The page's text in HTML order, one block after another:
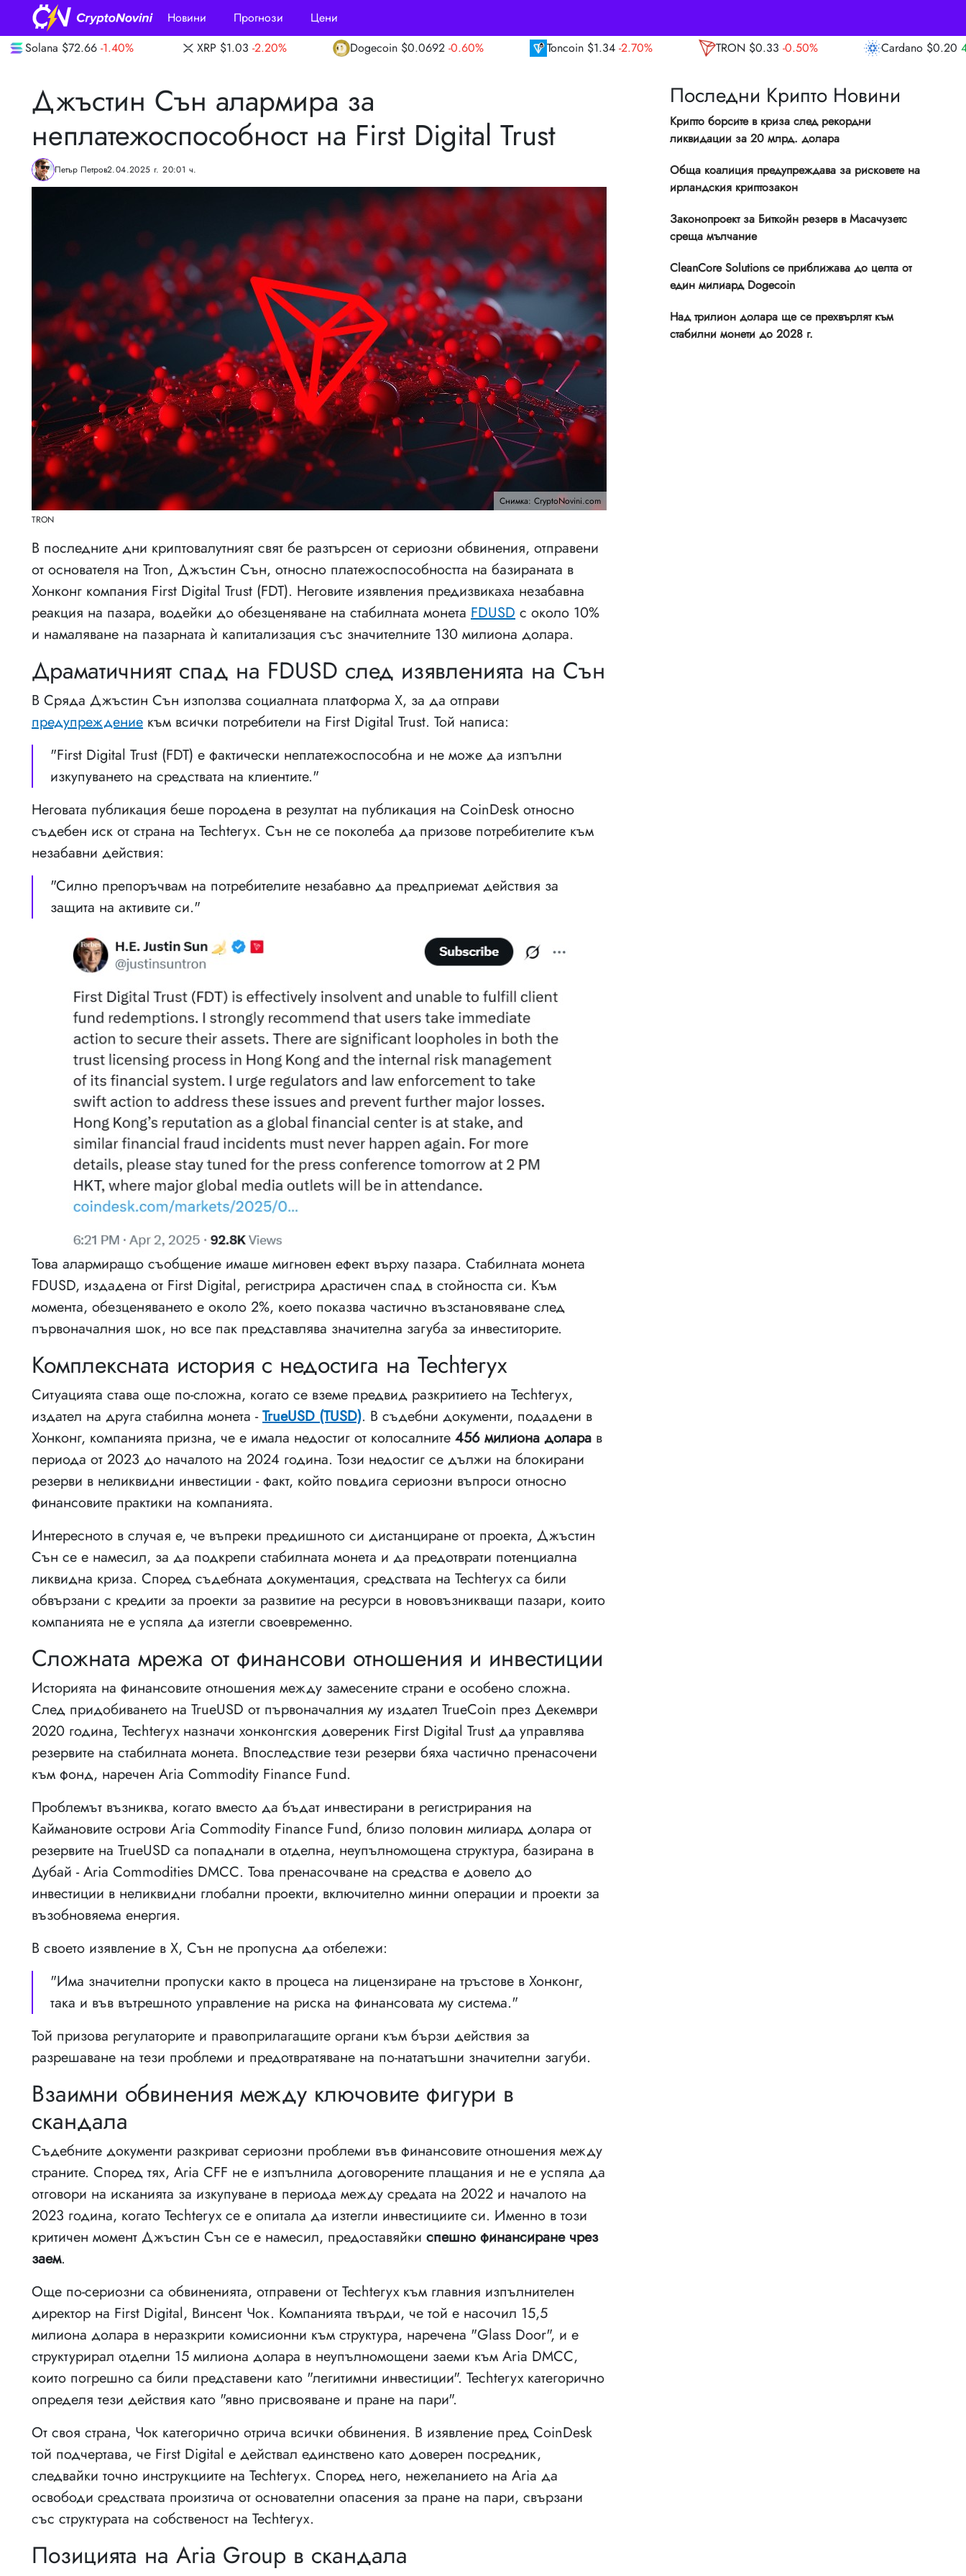
Новини Прогнози
Цени
XRP $1.03 -2.20% Dogecoin $0.0692 -0.60% Toncoin $1.34 TRON $0.33 Cardano $0.20 4.90%
Джъстин Сън алармира за
неплатежоспособност на First Digital Trust
Петър Петров2.04.2025 г. 20:01 ч.
Снимка: CryptoNovini.com
TRON
В последните дни криптовалутният свят бе разтърсен от сериозни обвинения, отправени
от основателя на Tron, Джъстин Сън, относно платежоспособността на базираната в
Хонконг компания First Digital Trust (FDT). Неговите изявления предизвикаха незабавна
реакция на пазара, водейки до обезценяване на стабилната монета FDUSD с около 10%
и намаляване на пазарната ѝ капитализация със значителните 130 милиона долара.
Драматичният спад на FDUSD след изявленията на Сън
В Сряда Джъстин Сън използва социалната платформа X, за да отправи
предупреждение към всички потребители на First Digital Trust. Той написа:
"First Digital Trust (FDT) е фактически неплатежоспособна и не може да изпълни
изкупуването на средствата на клиентите."
Неговата публикация беше породена в резултат на публикация на CoinDesk относно
съдебен иск от страна на Techteryx. Сън не се поколеба да призове потребителите към
незабавни действия:
"Силно препоръчвам на потребителите незабавно да предприемат действия за
защита на активите си."
Това алармиращо съобщение имаше мигновен ефект върху пазара. Стабилната монета
FDUSD, издадена от First Digital, регистрира драстичен спад в стойността си. Към
момента, обезценяването e около 2%, което показва частично възстановяване след
първоначалния шок, но все пак представлява значителна загуба за инвеститорите.
Комплексната история с недостига на Techteryx
Ситуацията става още по-сложна, когато се вземе предвид разкритието на Techteryx,
издател на друга стабилна монета - TrueUSD (TUSD). В съдебни документи, подадени в
Хонконг, компанията призна, че е имала недостиг от колосалните 456 милиона долара в
периода от 2023 до началото на 2024 година. Този недостиг се дължи на блокирани
резерви в неликвидни инвестиции - факт, който повдига сериозни въпроси относно
финансовите практики на компанията.
Интересното в случая е, че въпреки предишното си дистанциране от проекта, Джъстин
Сън се е намесил, за да подкрепи стабилната монета и да предотврати потенциална
ликвидна криза. Според съдебната документация, средствата на Techteryx са били
обвързани с кредити за проекти за развитие на ресурси в нововъзникващи пазари, които
компанията не е успяла да изтегли своевременно.
Сложната мрежа от финансови отношения и инвестиции
Историята на финансовите отношения между замесените страни е особено сложна.
След придобиването на TrueUSD от първоначалния му издател TrueCoin през Декември
2020 година, Techteryx назначи хонконгския довереник First Digital Trust да управлява
резервите на стабилната монета. Впоследствие тези резерви бяха частично пренасочени
към фонд, наречен Aria Commodity Finance Fund.
Проблемът възниква, когато вместо да бъдат инвестирани в регистрирания на
Каймановите острови Aria Commodity Finance Fund, близо половин милиард долара от
резервите на TrueUSD са попаднали в отделна, неупълномощена структура, базирана в
Дубай - Aria Commodities DMCC. Това пренасочване на средства е довело до
инвестиции в неликвидни глобални проекти, включително минни операции и проекти за
възобновяема енергия.
В своето изявление в X, Сън не пропусна да отбележи:
"Има значителни пропуски както в процеса на лицензиране на тръстове в Хонконг,
така и във вътрешното управление на риска на финансовата му система."
Той призова регулаторите и правоприлагащите органи към бързи действия за
разрешаване на тези проблеми и предотвратяване на по-нататъшни значителни загуби.
Взаимни обвинения между ключовите фигури в
скандала
Съдебните документи разкриват сериозни проблеми във финансовите отношения между
страните. Според тях, Aria CFF не е изпълнила договорените плащания и не е успяла да
отговори на исканията за изкупуване в периода между средата на 2022 и началото на
2023 година, когато Techteryx се е опитала да изтегли инвестициите си. Именно в този
критичен момент Джъстин Сън се е намесил, предоставяйки спешно финансиране чрез
заем.
Още по-сериозни са обвиненията, отправени от Techteryx към главния изпълнителен
директор на First Digital, Винсент Чок. Компанията твърди, че той е насочил 15,5
милиона долара в неразкрити комисионни към структура, наречена "Glass Door", и е
структурирал отделни 15 милиона долара в неупълномощени заеми към Aria DMCC,
които погрешно са били представени като "легитимни инвестиции". Techteryx категорично
определя тези действия като "явно присвояване и пране на пари".
От своя страна, Чок категорично отрича всички обвинения. В изявление пред CoinDesk
той подчертава, че First Digital е действал единствено като доверен посредник,
следвайки точно инструкциите на Techteryx. Според него, нежеланието на Aria да
освободи средствата произтича от основателни опасения за пране на пари, свързани
със структурата на собственост на Techteryx.
Позицията на Aria Group в скандала
Последни Крипто Новини
Крипто борсите в криза след рекордни
ликвидации за 20 млрд. долара
Обща коалиция предупреждава за рисковете на
ирландския криптозакон
Законопроект за Биткойн резерв в Масачузетс
среща мълчание
CleanCore Solutions се приближава до целта от
един милиард Dogecoin
Над трилион долара ще се прехвърлят към
стабилни монети до 2028 г.